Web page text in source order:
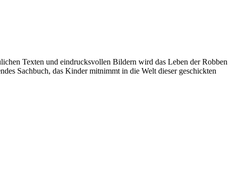
Texten und eindrucksvollen Bildern wird das Leben der Robben
Sachbuch, das Kinder mitnimmt in die Welt dieser geschickten